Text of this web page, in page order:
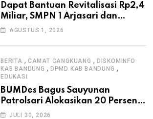
Dapat Bantuan Revitalisasi Rp2,4
Miliar, SMPN 1 Arjasari dan
Masyarakat Sambut Antusias
AGUSTUS 1, 2026
BERITA , CAMAT CANGKUANG , DISKOMINFO
KAB BANDUNG , DPMD KAB BANDUNG ,
EDUKASI
BUMDes Bagus Sauyunan
Patrolsari Alokasikan 20 Persen
Dana Desa untuk Ketahanan
JULI 30, 2026